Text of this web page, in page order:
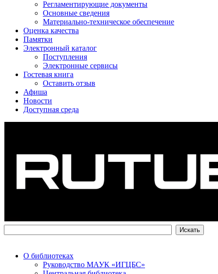
Регламентирующие документы
Основные сведения
Материально-техническое обеспечение
Оценка качества
Памятки
Электронный каталог
Поступления
Электронные сервисы
Гостевая книга
Оставить отзыв
Афиша
Новости
Доступная среда
О библиотеках
Руководство МАУК «ИГЦБС»